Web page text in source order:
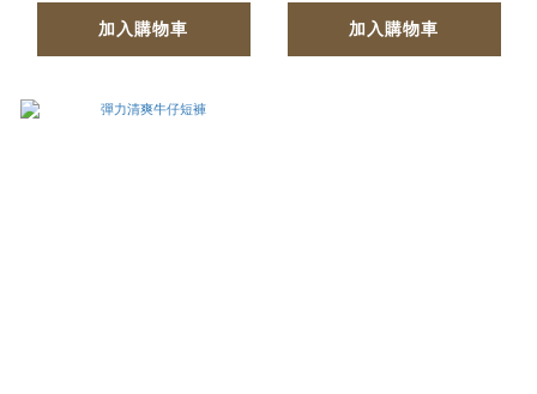
加入購物車 加入購物車